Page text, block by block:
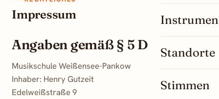
Standorte
Stimmen
Impressum
Angaben gemäß § 5 DDG
Musikschule Weißensee-Pankow
Inhaber: Henry Gutzeit
Edelweißstraße 9